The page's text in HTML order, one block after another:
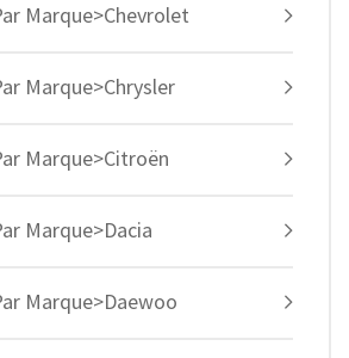
Marque>Chevrolet
Marque>Chrysler
Marque>Citroën
Marque>Dacia
Marque>Daewoo